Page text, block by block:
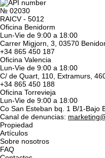
№ 02030
RAICV - 5012
Oficina Benidorm
Lun-Vie de 9:00 a 18:00
Carrer Migjorn, 3, 03570
+34 865 450 187
Oficina Valencia
Lun-Vie de 9:00 a 18:00
C/ de Quart, 110, Extramurs,
+34 865 450 188
Oficina Torrevieja
Lun-Vie de 9:00 a 18:00
Co San Esteban bq. 1 B/1-Bajo
Canal de denuncias:
Propiedad
Artículos
Sobre nosotros
FAQ